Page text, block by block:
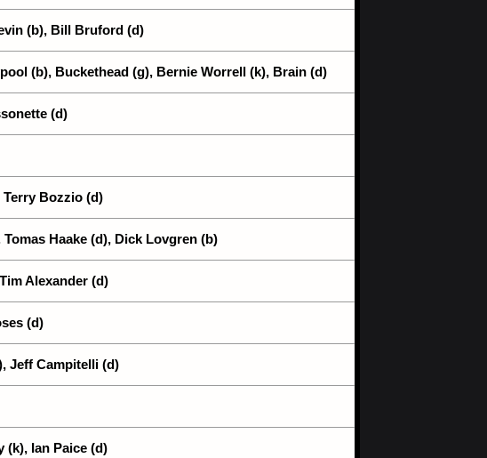
(b), Bill Bruford (d)
(b), Buckethead (g), Bernie Worrell (k), Brain (d)
(d)
Terry Bozzio (d)
Haake (d), Dick Lovgren (b)
Alexander (d)
(d)
Jeff Campitelli (d)
(k), Ian Paice (d)